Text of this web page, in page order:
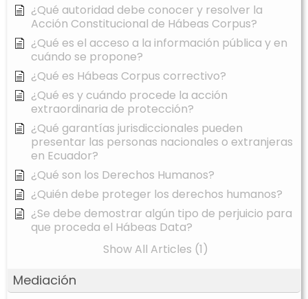
¿Qué autoridad debe conocer y resolver la
Acción Constitucional de Hábeas Corpus?
¿Qué es el acceso a la información pública y en
cuándo se propone?
¿Qué es Hábeas Corpus correctivo?
¿Qué es y cuándo procede la acción
extraordinaria de protección?
¿Qué garantías jurisdiccionales pueden
presentar las personas nacionales o extranjeras
en Ecuador?
¿Qué son los Derechos Humanos?
¿Quién debe proteger los derechos humanos?
¿Se debe demostrar algún tipo de perjuicio para
que proceda el Hábeas Data?
Show All Articles (1)
Mediación